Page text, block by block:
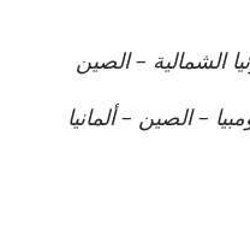
الشمالية – الصين
– الصين – ألمانيا